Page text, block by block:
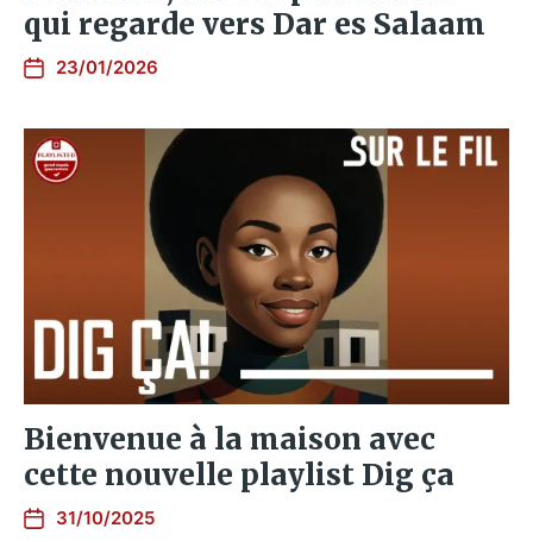
qui regarde vers Dar es Salaam
23/01/2026
Bienvenue à la maison avec
cette nouvelle playlist Dig ça
31/10/2025